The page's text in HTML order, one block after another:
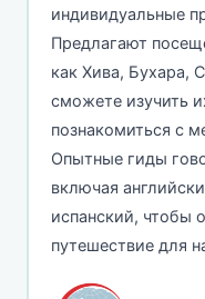
индивидуальные
Предлагают
как Хива, Бухара,
сможете изучить
познакомиться с
Опытные гиды
включая
испанский, чтобы
путешествие для